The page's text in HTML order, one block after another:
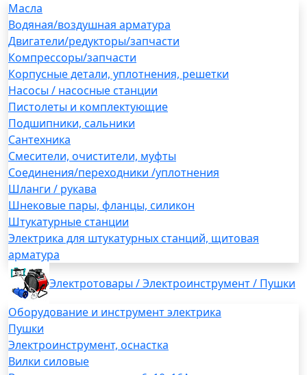
Масла
Водяная/воздушная арматура
Двигатели/редукторы/запчасти
Компрессоры/запчасти
Корпусные детали, уплотнения, решетки
Насосы / насосные станции
Пистолеты и комплектующие
Подшипники, сальники
Сантехника
Смесители, очистители, муфты
Соединения/переходники /уплотнения
Шланги / рукава
Шнековые пары, фланцы, силикон
Штукатурные станции
Электрика для штукатурных станций, щитовая
арматура
Электротовары / Электроинструмент / Пушки
Оборудование и инструмент электрика
Пушки
Электроинструмент, оснастка
Вилки силовые